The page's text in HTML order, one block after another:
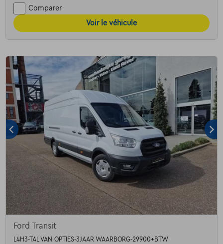
Comparer
Voir le véhicule
Ford Transit
L4H3-TAL VAN OPTIES-3JAAR WAARBORG-29900+BTW